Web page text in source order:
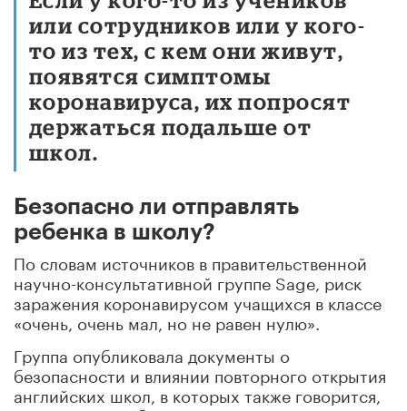
или сотрудников или у кого-
то из тех, с кем они живут,
появятся симптомы
коронавируса, их попросят
держаться подальше от
школ.
Безопасно ли отправлять
ребенка в школу?
По словам источников в правительственной
научно-консультативной группе Sage, риск
заражения коронавирусом учащихся в классе
«очень, очень мал, но не равен нулю».
Группа опубликовала документы о
безопасности и влиянии повторного открытия
английских школ, в которых также говорится,